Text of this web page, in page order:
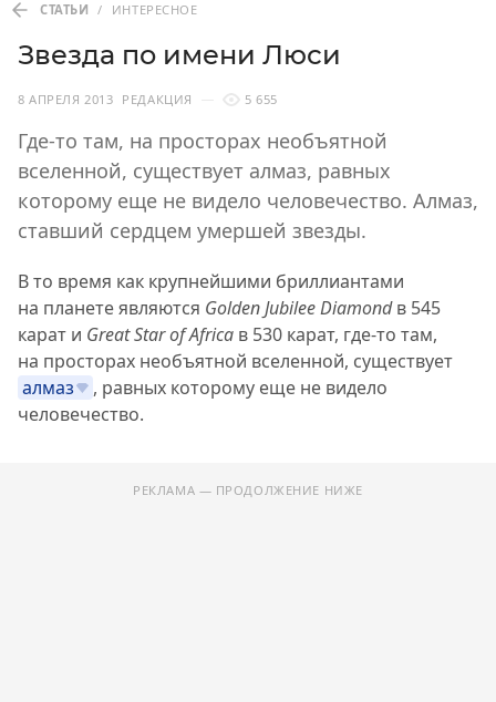
СТАТЬИ / ИНТЕРЕСНОЕ
Звезда по имени Люси
8 АПРЕЛЯ 2013 РЕДАКЦИЯ 5 655
Где-то там, на просторах необъятной
вселенной, существует алмаз, равных
которому еще не видело человечество. Алмаз,
ставший сердцем умершей звезды.
В то время как крупнейшими бриллиантами
на планете являются Golden Jubilee Diamondв 545
карат и Great Star of Africa в 530 карат, где-то там,
на просторах необъятной вселенной, существует
алмаз
, равных которому еще не видело
человечество.
РЕКЛАМА — ПРОДОЛЖЕНИЕ НИЖЕ